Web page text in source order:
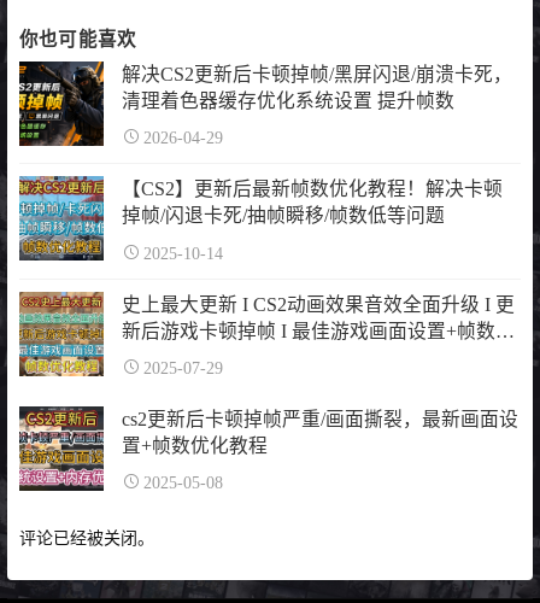
签
你也可能喜欢
解决CS2更新后卡顿掉帧/黑屏闪退/崩溃卡死，
清理着色器缓存优化系统设置 提升帧数
2026-04-29
【CS2】更新后最新帧数优化教程！解决卡顿
掉帧/闪退卡死/抽帧瞬移/帧数低等问题
2025-10-14
史上最大更新 I CS2动画效果音效全面升级 I 更
新后游戏卡顿掉帧 I 最佳游戏画面设置+帧数优
化教程
2025-07-29
cs2更新后卡顿掉帧严重/画面撕裂，最新画面设
置+帧数优化教程
2025-05-08
评论已经被关闭。